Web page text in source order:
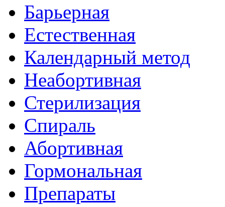
Барьерная
Естественная
Календарный метод
Неабортивная
Стерилизация
Спираль
Абортивная
Гормональная
Препараты